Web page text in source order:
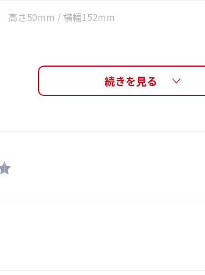
にくく、肌触りも柔ら
高さ50mm / 横幅152mm
レンズ交換可能、ノーズ調節可能